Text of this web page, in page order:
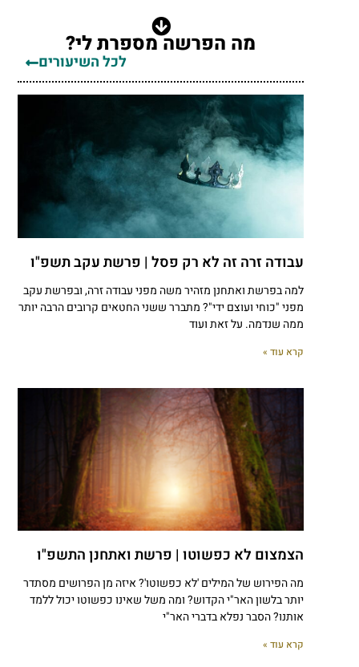
מה הפרשה מספרת לי?
לכל השיעורים
עבודה זרה זה לא רק פסל | פרשת עקב תשפ"ו
למה בפרשת ואתחנן מזהיר משה מפני עבודה זרה, ובפרשת עקב
מפני "כוחי ועוצם ידי"? מתברר ששני החטאים קרובים הרבה יותר
ממה שנדמה. על זאת ועוד
קרא עוד »
הצמצום לא כפשוטו | פרשת ואתחנן התשפ"ו
מה הפירוש של המילים 'לא כפשוטו'? איזה מן הפרושים מסתדר
יותר בלשון האר"י הקדוש? ומה משל שאינו כפשוטו יכול ללמד
אותנו? הסבר נפלא בדברי האר"י
קרא עוד »